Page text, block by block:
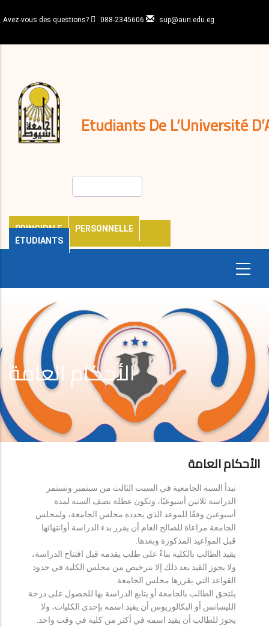
au
principal
Avez-vous des questions? 088-2345606 sup@aun.edu.eg
Etudiants De L’Université
PRINCIPALE
PERSONNELLE
ÉTUDIANTS
décisions
Expatriés
Journal
الأحكام العامة
الأحكام العامة
تبدأ السنة الجامعية في السبت الثالث من سبتمبر وتستمر
الدراسة ثلاثين أسبوعيًا، وتكون عطلة نصف السنة لمدة
أسبوعين وفقًا للموعد الذي يحدده مجلس الجامعة، ولمجلس
الجامعة مراعاة للصالح العام أن يقرر بدء الدراسة أوانتهائها
قبل المواعيد المذكورة وبعدها.
يقيد الطالب بالكلية بناءً على طلب يقدمه قبل افتتاح الدراسة،
ولا يجوز القيد بعد ذلك إلا بترخيص من مجلس الكلية في حدود
القواعد التي يقررها مجلس الجامعة.
يلتحق الطالب بالجامعة أو يتابع الدراسة بها للحصول على درجة
الليسانس أو البكالوريوس أن يقيد اسمه بإحدى الكليات، ولا
يجوز للطالب أن يقيد اسمه في أكثر من كلية في وقت واحد.